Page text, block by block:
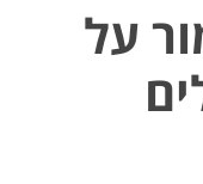
על